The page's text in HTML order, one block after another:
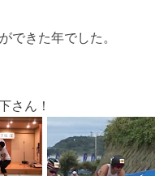
できた年でした。
さん！